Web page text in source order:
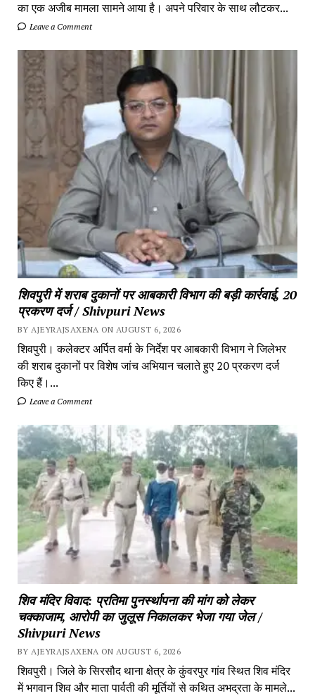
का एक अजीब मामला सामने आया है। अपने परिवार के साथ लौटकर...
Leave a Comment
शिवपुरी में शराब दुकानों पर आबकारी विभाग की बड़ी कार्रवाई, 20
प्रकरण दर्ज / Shivpuri News
BY AJEYRAJSAXENA ON AUGUST 6, 2026
शिवपुरी। कलेक्टर अर्पित वर्मा के निर्देश पर आबकारी विभाग ने जिलेभर
की शराब दुकानों पर विशेष जांच अभियान चलाते हुए 20 प्रकरण दर्ज
किए हैं।...
Leave a Comment
शिव मंदिर विवाद: प्रतिमा पुनर्स्थापना की मांग को लेकर
चक्काजाम, आरोपी का जुलूस निकालकर भेजा गया जेल /
Shivpuri News
BY AJEYRAJSAXENA ON AUGUST 6, 2026
शिवपुरी। जिले के सिरसौद थाना क्षेत्र के कुंवरपुर गांव स्थित शिव मंदिर
में भगवान शिव और माता पार्वती की मूर्तियों से कथित अभद्रता के मामले...